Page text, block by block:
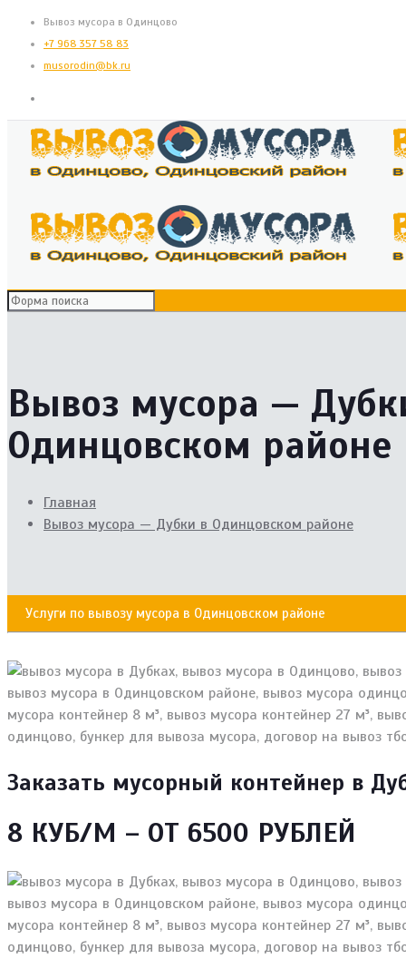
Вывоз мусора в Одинцово
+7 968 357 58 83
musorodin@bk.ru
Вывоз мусора —
Одинцовском районе
Главная
Вывоз мусора — Дубки в Одинцовском районе
Услуги по вывозу мусора в Одинцовском районе
Заказать мусорный контейнер в
8 КУБ/М – ОТ 6500 РУБЛЕЙ